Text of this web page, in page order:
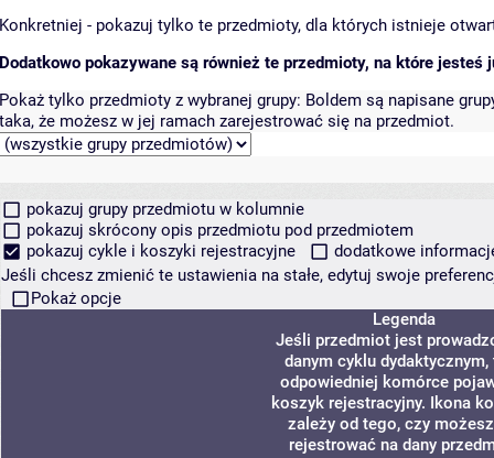
Konkretniej - pokazuj tylko te przedmioty, dla których istnieje
Dodatkowo pokazywane są również te przedmioty, na które jesteś
Pokaż tylko przedmioty z wybranej grupy: Boldem są napisane
taka, że możesz w jej ramach zarejestrować się na przedmiot.
pokazuj grupy przedmiotu w kolumnie
pokazuj skrócony opis przedmiotu pod przedmiotem
pokazuj cykle i koszyki rejestracyjne
dodatkowe
Jeśli chcesz zmienić te ustawienia na stałe, edytuj swoje
Pokaż opcje
Legenda
Jeśli przedmiot jest
danym cyklu dydaktycznym,
odpowiedniej komórce
koszyk rejestracyjny. Ikona
zależy od tego, czy
rejestrować na dany